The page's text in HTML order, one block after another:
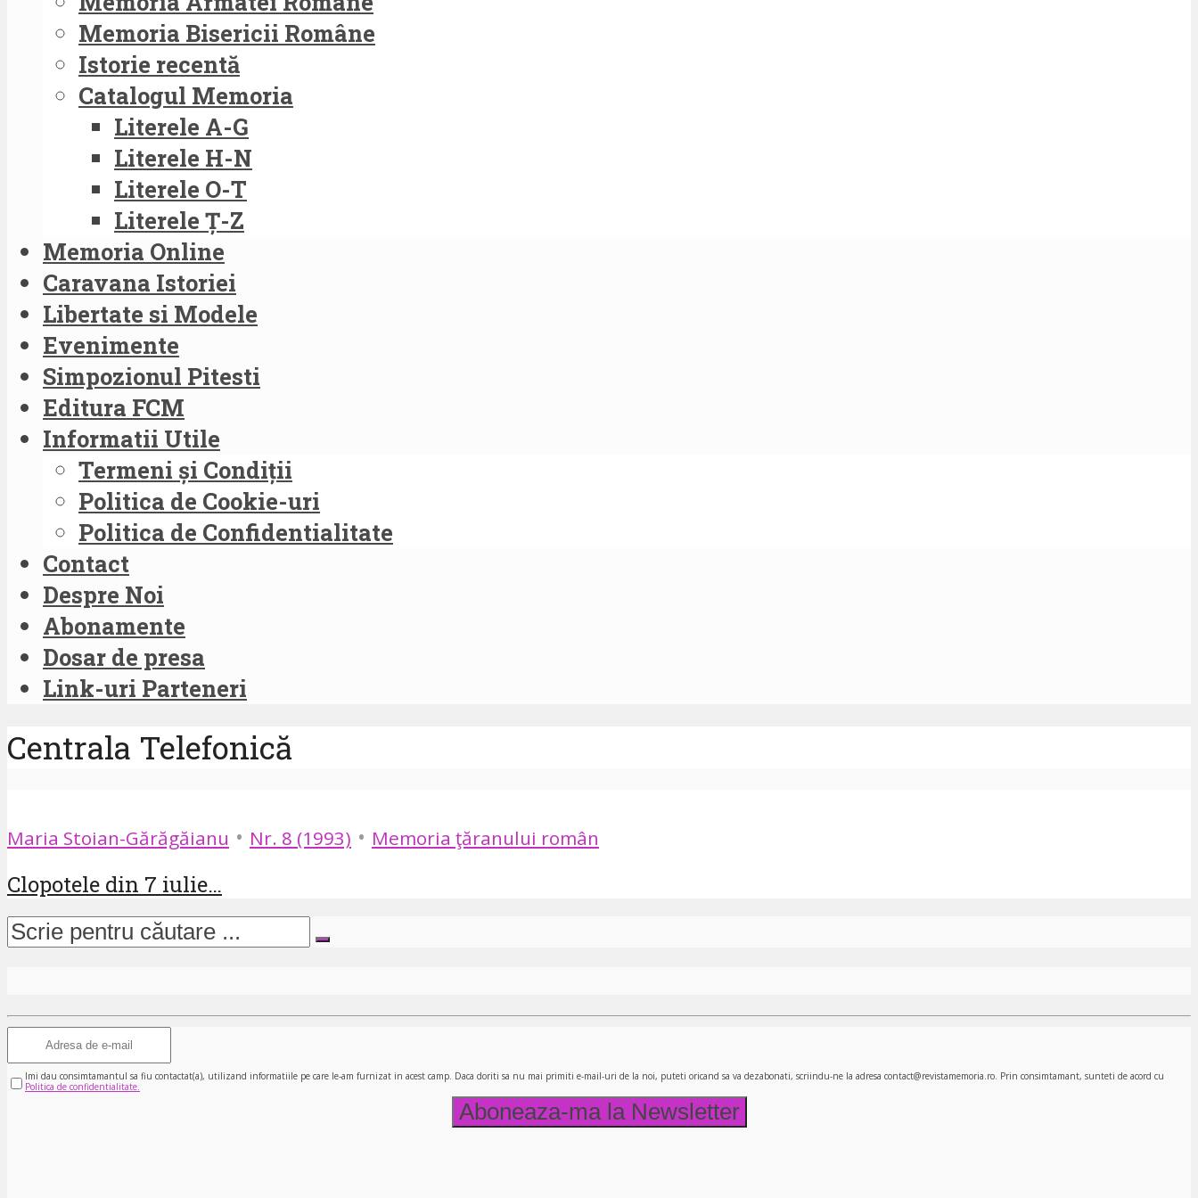
Memoria Bisericii Române
Istorie recentă
Catalogul Memoria
Literele A-G
Literele H-N
Literele O-T
Literele Ț-Z
Memoria Online
Caravana Istoriei
Libertate si Modele
Evenimente
Simpozionul Pitesti
Editura FCM
Informatii Utile
Termeni și Condiții
Politica de Cookie-uri
Politica de Confidentialitate
Contact
Despre Noi
Abonamente
Dosar de presa
Link-uri Parteneri
Centrala Telefonică
Maria Stoian-Gărăgăianu • Nr. 8 (1993) • Memoria ţăranului român
Clopotele din 7 iulie…
Imi dau consimtamantul sa fiu contactat(a), utilizand informatiile pe care le-am furnizat in acest camp. Daca doriti sa nu mai primiti e-mail-uri de la noi, puteti oricand sa va dezabonati, scriindu-ne la adresa contact@revistamemoria.ro. Prin consimtamant, sunteti de acord cu
Politica de confidentialitate.